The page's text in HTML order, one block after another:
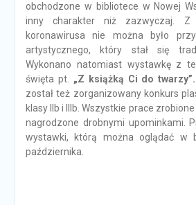
obchodzone w bibliotece w Nowej
inny charakter niż zazwyczaj. Z
koronawirusa nie można było
artystycznego, który stał się
Wykonano natomiast wystawkę z
święta pt. „Z książką Ci do twarzy”.
został też zorganizowany konkurs
klasy IIb i IIIb. Wszystkie prace
nagrodzone drobnymi upominkami.
wystawki, którą można oglądać w
października.